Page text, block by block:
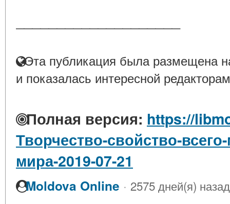
Эта публикация была размещена
и показалась интересной
Полная версия: https://
Творчество-свойство-
мира-2019-07-21
Moldova Online · 2575 дней(я) назад